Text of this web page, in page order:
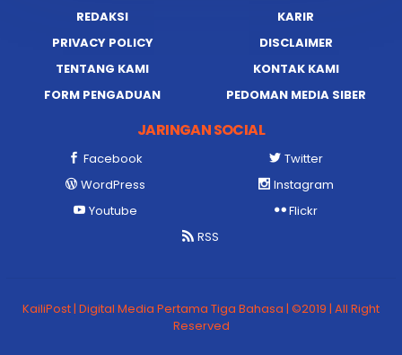
REDAKSI
KARIR
PRIVACY POLICY
DISCLAIMER
TENTANG KAMI
KONTAK KAMI
FORM PENGADUAN
PEDOMAN MEDIA SIBER
JARINGAN SOCIAL
Facebook
Twitter
WordPress
Instagram
Youtube
Flickr
RSS
KailiPost | Digital Media Pertama Tiga Bahasa | ©2019 | All Right
Reserved